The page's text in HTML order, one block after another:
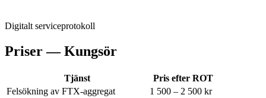
Digitalt serviceprotokoll
Priser —Kungsör
Tjänst
Pris efter ROT
Felsökning av FTX-aggregat
1 500 – 2 500 kr